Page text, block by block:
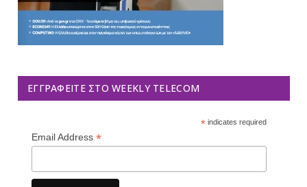
ΕΓΓΡΑΦΕΊΤΕ ΣΤΟ WEEKLY TELECOM
*indicates required
Email Address *